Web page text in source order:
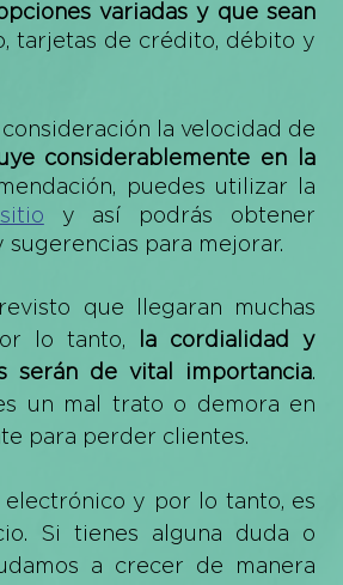
variadas y que sean
tarjetas de crédito, débito y
la velocidad de
considerablemente en la
puedes utilizar la
y así podrás obtener
para mejorar.
que llegaran muchas
lo tanto,
la cordialidad y
serán de vital importancia.
un mal trato o demora en
para perder clientes.
y por lo tanto, es
Si tienes alguna duda o
a crecer de manera